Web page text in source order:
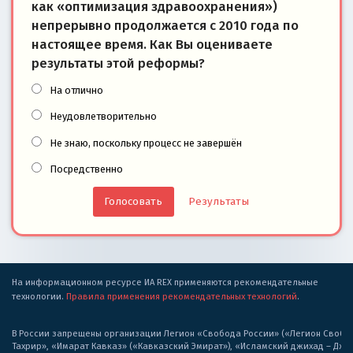
как «оптимизация здравоохранения»)
непрерывно продолжается с 2010 года по
настоящее время. Как Вы оцениваете
результаты этой реформы?
На отлично
Неудовлетворительно
Не знаю, поскольку процесс не завершён
Посредственно
Результаты
На информационном ресурсе ИА REX применяются рекомендательные
технологии. Правила применения рекомендательных технологий.
В России запрещены организации Легион «Свобода России» («Легион
Тахрир», «Имарат Кавказ» («Кавказский Эмират»), «Исламский джихад –